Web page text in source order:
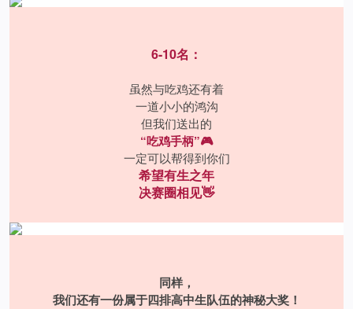
6-10名：
虽然与吃鸡还有着
一道小小的鸿沟
但我们送出的
“吃鸡手柄”🎮
一定可以帮得到你们
希望有生之年
决赛圈相见👋
同样，
我们还有一份属于四排高中生队伍的神秘大奖！